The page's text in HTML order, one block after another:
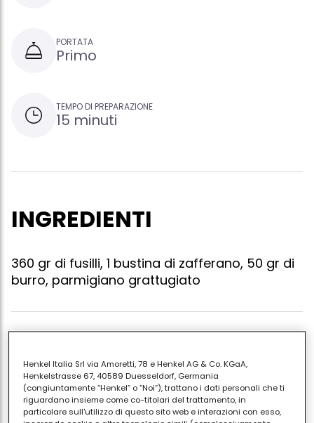
PORTATA
Primo
TEMPO DI PREPARAZIONE
15 minuti
INGREDIENTI
360 gr di fusilli, 1 bustina di zafferano, 50 gr di
burro, parmigiano grattugiato
sciogliere in un tegame largo il burro con pochissima
acqua e lo zafferano, mescolando bene. scolare i
fusilli ben al dente versarli nel tegame, aggiungere il
parmigiano, continuando a mescolare a fuoco
Henkel Italia Srl via Amoretti, 78 e Henkel AG & Co. KGaA,
Henkelstrasse 67, 40589 Duesseldorf, Germania
(congiuntamente “Henkel” o “Noi”), trattano i dati personali che ti
riguardano insieme come co-titolari del trattamento, in
particolare sull'utilizzo di questo sito web e interazioni con esso,